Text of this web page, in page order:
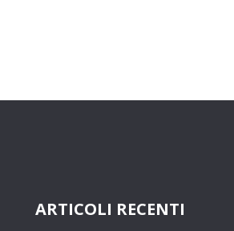
ARTICOLI RECENTI